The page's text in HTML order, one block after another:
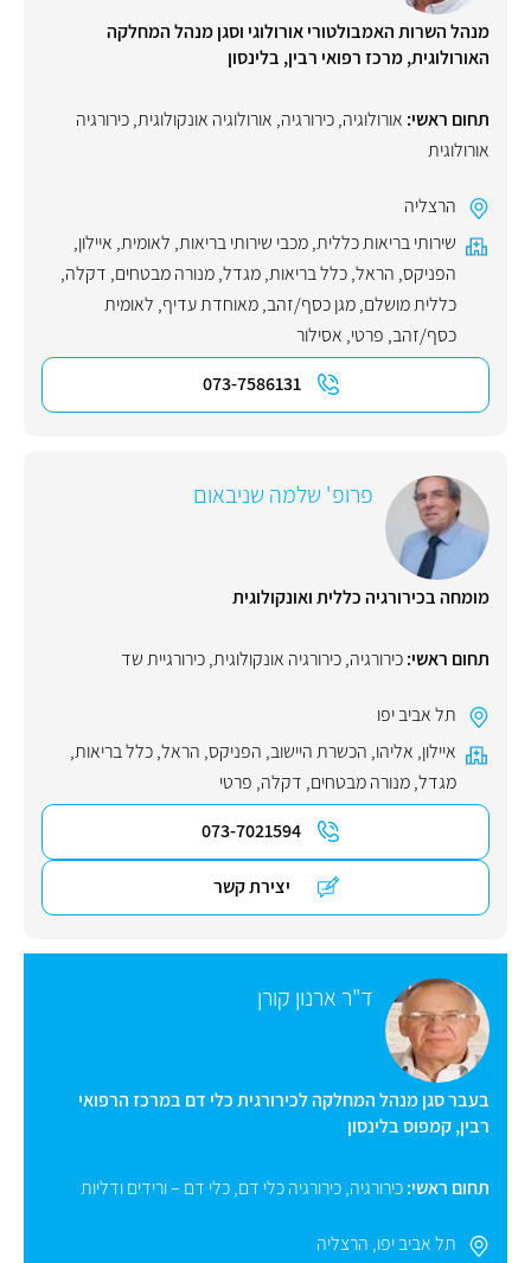
מנהל השרות האמבולטורי אורולוגי וסגן מנהל המחלקה
האורולוגית, מרכז רפואי רבין, בלינסון
תחום ראשי: אורולוגיה,כירורגיה, אורולוגיה אונקולוגית,כירורגיה
אורולוגית
הרצליה
שירותי בריאות כללית,מכבי שירותי בריאות, לאומית, איילון,
הפניקס, הראל,כלל בריאות,מגדל,מנורה מבטחים, דקלה,
כללית מושלם,מגן כסף/זהב,מאוחדת עדיף, לאומית
כסף/זהב, פרטי, אסילור
073-7586131
פרופ' שלמה שניבאום
מומחה בכירורגיה כללית ואונקולוגית
תחום ראשי:כירורגיה,כירורגיה אונקולוגית,כירורגיית שד
תל אביב יפו
איילון, אליהו, הכשרת היישוב, הפניקס, הראל,כלל בריאות,
מגדל,מנורה מבטחים, דקלה, פרטי
073-7021594
יצירת קשר
ד"ר ארנון קורן
בעבר סגן מנהל המחלקה לכירורגית כלי דם במרכז הרפואי
רבין, קמפוס בלינסון
תחום ראשי:כירורגיה,כירורגיה כלי דם,כלי דם – ורידים ודליות
תל אביב יפו, הרצליה